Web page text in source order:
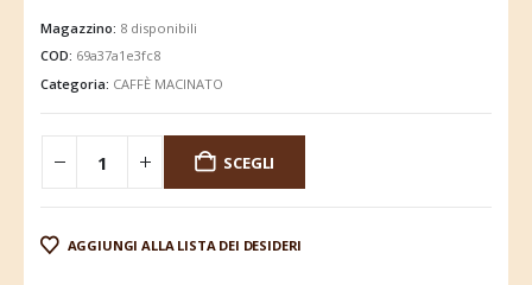
Magazzino: 8 disponibili
COD: 69a37a1e3fc8
Categoria: CAFFÈ MACINATO
SCEGLI
AGGIUNGI ALLA LISTA DEI DESIDERI